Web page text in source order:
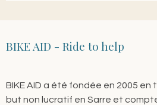
BIKE AID - Ride to help
BIKE AID a été fondée en 2005
but non lucratif en Sarre et